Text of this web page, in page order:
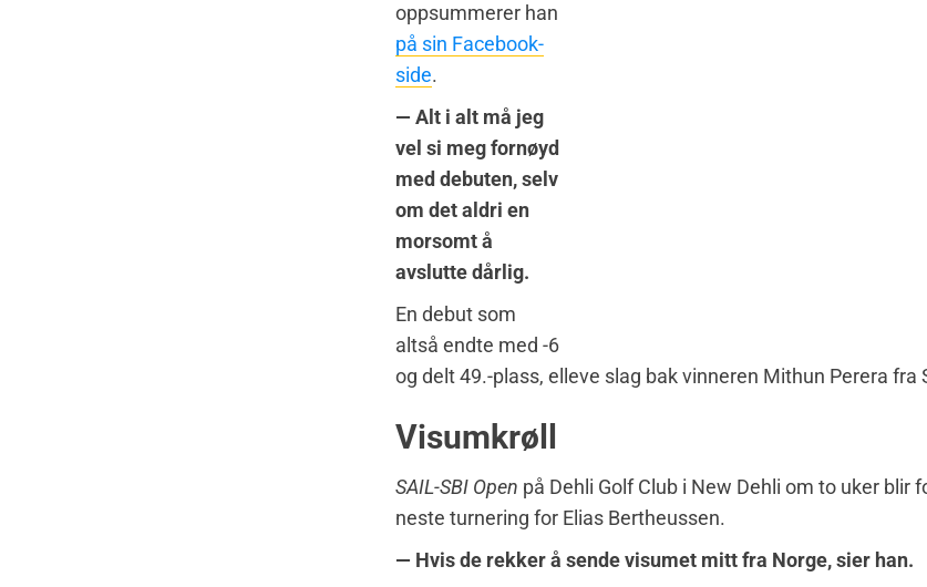
oppsummerer han
på sin Facebook-
side.
— Alt i alt må jeg
vel si meg fornøyd
med debuten, selv
om det aldri en
morsomt å
avslutte dårlig.
En debut som
altså endte med -6
og delt 49.-plass, elleve slag bak vinneren Mithun Perera fra
Visumkrøll
SAIL-SBI Open på Dehli Golf Club i New Dehli om to uker blir
neste turnering for Elias Bertheussen.
— Hvis de rekker å sende visumet mitt fra Norge, sier han.